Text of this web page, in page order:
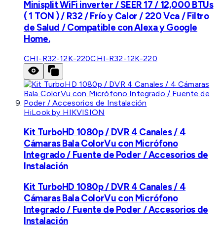
Minisplit WiFi inverter / SEER 17 / 12,000 BTUs
( 1 TON ) / R32 / Frío y Calor / 220 Vca / Filtro
de Salud / Compatible con Alexa y Google
Home.
CHI-R32-12K-220CHI-R32-12K-220
HiLook by HIKVISION
Kit TurboHD 1080p / DVR 4 Canales / 4
Cámaras Bala ColorVu con Micrófono
Integrado / Fuente de Poder / Accesorios de
Instalación
Kit TurboHD 1080p / DVR 4 Canales / 4
Cámaras Bala ColorVu con Micrófono
Integrado / Fuente de Poder / Accesorios de
Instalación